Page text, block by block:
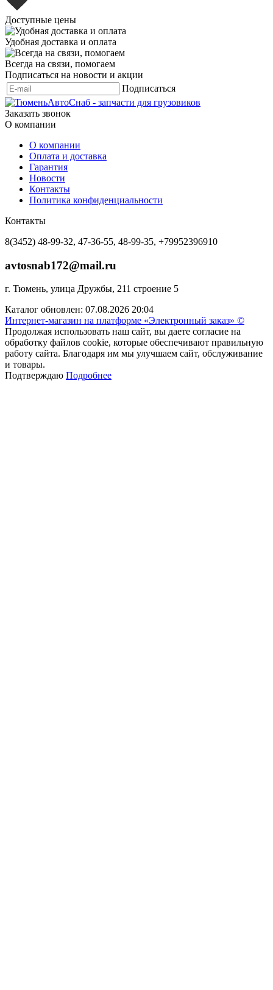
Доступные цены
Удобная доставка и оплата
Всегда на связи, помогаем
Подписаться на новости и акции
Подписаться
Заказать звонок
О компании
О компании
Оплата и доставка
Гарантия
Новости
Контакты
Политика конфиденциальности
Контакты
8(3452) 48-99-32, 47-36-55, 48-99-35, +79952396910
avtosnab172@mail.ru
г. Тюмень, улица Дружбы, 211 строение 5
Каталог обновлен: 07.08.2026 20:04
Интернет-магазин на платформе «Электронный заказ» ©
Продолжая использовать наш сайт, вы даете согласие на
обработку файлов cookie, которые обеспечивают правильную
работу сайта. Благодаря им мы улучшаем сайт, обслуживание
и товары.
Подтверждаю Подробнее